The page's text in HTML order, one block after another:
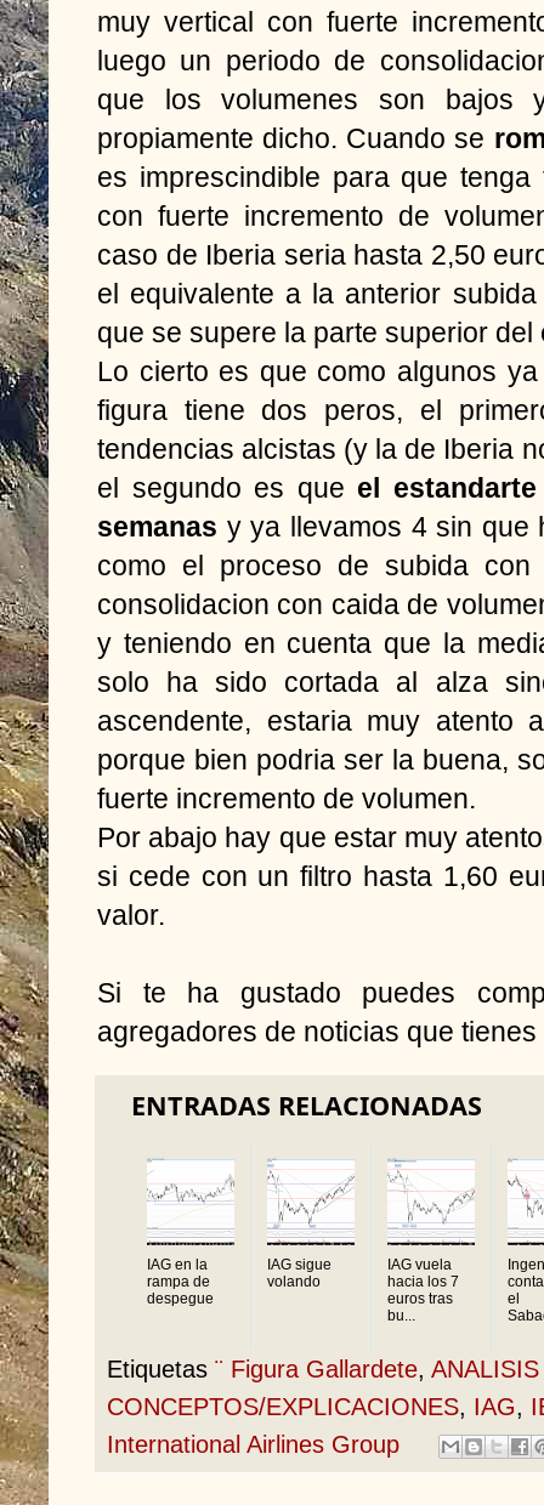
muy vertical con fuerte
luego un periodo de
que los volumenes son bajos
propiamente dicho. Cuando se
es imprescindible para que
con fuerte incremento de
caso de Iberia seria hasta 2,50
el equivalente a la anterior
que se supere la parte superior del
Lo cierto es que como algunos
figura tiene dos peros, el
tendencias alcistas (y la de Iberia
el segundo es que el
semanas y ya llevamos 4 sin que
como el proceso de subida con
consolidacion con caida de
y teniendo en cuenta que la
solo ha sido cortada al alza
ascendente, estaria muy atento
porque bien podria ser la buena,
fuerte incremento de volumen.
Por abajo hay que estar muy
si cede con un filtro hasta 1,60
valor.
Si te ha gustado puedes
agregadores de noticias que
ENTRADAS RELACIONADAS
IAG en la
rampa de
despegue
IAG sigue
volando
IAG vuela
hacia los 7
euros tras
bu...
el
Etiquetas ¨ Figura Gallardete,
CONCEPTOS/EXPLICACIONES, IAG,
International Airlines Group